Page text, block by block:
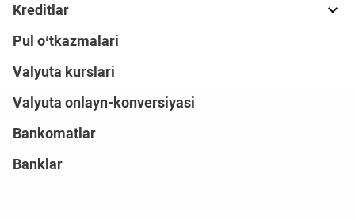
Kreditlar
Pul o‘tkazmalari
Valyuta kurslari
Valyuta onlayn-konversiyasi
Bankomatlar
Banklar